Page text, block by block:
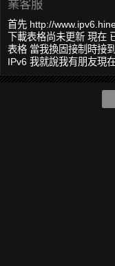
業客服
首先 http://
下載表格尚未更新 現在
表格 當我換固接制時接
IPv6 我就說我有朋友現